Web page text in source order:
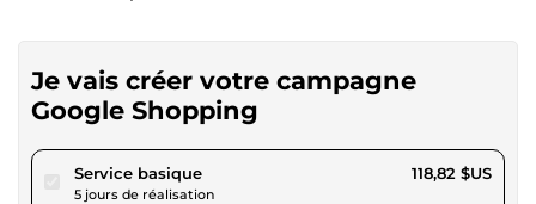
Je vais créer votre campagne
Google Shopping
Service basiquepour 109,51 $US
5 jours de réalisation
118,82 $US